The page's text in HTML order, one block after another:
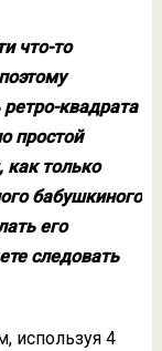
что-то
квадрата
простой
как только
бабушкиного
его
следовать
используя 4